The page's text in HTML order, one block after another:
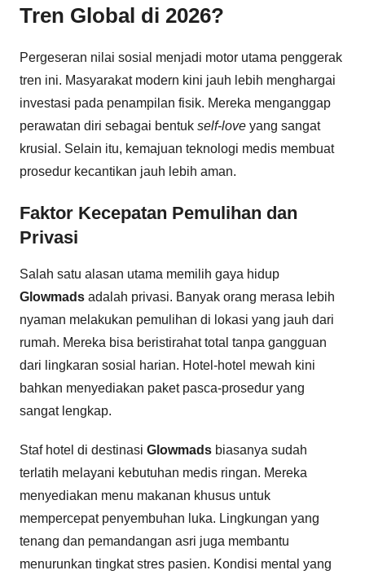
Tren Global di 2026?
Pergeseran nilai sosial menjadi motor utama penggerak
tren ini. Masyarakat modern kini jauh lebih menghargai
investasi pada penampilan fisik. Mereka menganggap
perawatan diri sebagai bentuk self-love yang sangat
krusial. Selain itu, kemajuan teknologi medis membuat
prosedur kecantikan jauh lebih aman.
Faktor Kecepatan Pemulihan dan
Privasi
Salah satu alasan utama memilih gaya hidup
Glowmads adalah privasi. Banyak orang merasa lebih
nyaman melakukan pemulihan di lokasi yang jauh dari
rumah. Mereka bisa beristirahat total tanpa gangguan
dari lingkaran sosial harian. Hotel-hotel mewah kini
bahkan menyediakan paket pasca-prosedur yang
sangat lengkap.
Staf hotel di destinasi Glowmads biasanya sudah
terlatih melayani kebutuhan medis ringan. Mereka
menyediakan menu makanan khusus untuk
mempercepat penyembuhan luka. Lingkungan yang
tenang dan pemandangan asri juga membantu
menurunkan tingkat stres pasien. Kondisi mental yang